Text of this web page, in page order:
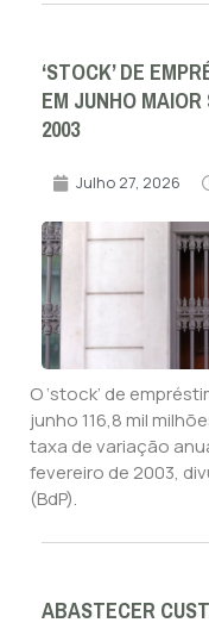
‘STOCK’ DE
EM JUNHO
2003
Julho 27, 2026
O ‘stock’ de
junho 116,8 mil
taxa de variação
fevereiro de 2003,
(BdP).
ABASTECER